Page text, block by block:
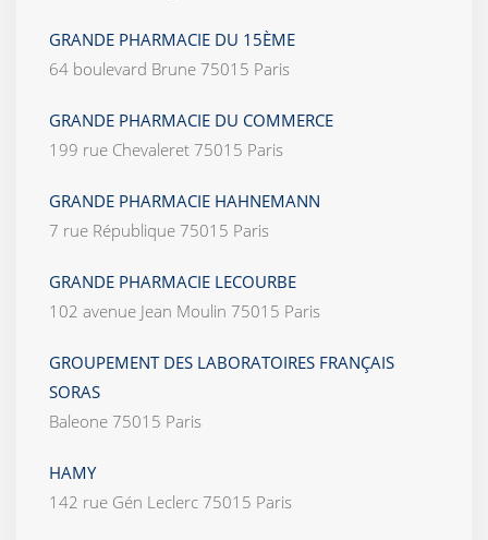
GRANDE PHARMACIE DU 15ÈME
64 boulevard Brune 75015 Paris
GRANDE PHARMACIE DU COMMERCE
199 rue Chevaleret 75015 Paris
GRANDE PHARMACIE HAHNEMANN
7 rue République 75015 Paris
GRANDE PHARMACIE LECOURBE
102 avenue Jean Moulin 75015 Paris
GROUPEMENT DES LABORATOIRES FRANÇAIS
SORAS
Baleone 75015 Paris
HAMY
142 rue Gén Leclerc 75015 Paris